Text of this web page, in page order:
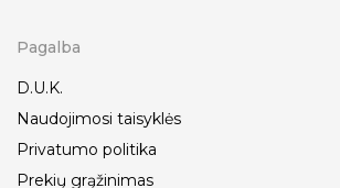
Pagalba
D.U.K.
Naudojimosi taisyklės
Privatumo politika
Prekių grąžinimas